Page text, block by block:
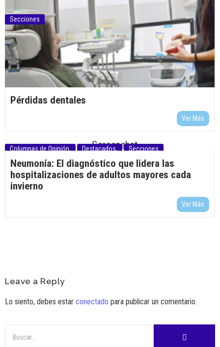
Secciones
Pérdidas dentales
Ver Más
Columnas de Opinión, Destacados, Secciones
Neumonía: El diagnóstico que lidera las
hospitalizaciones de adultos mayores cada
invierno
Ver Más
Leave a Reply
Lo siento, debes estar conectado para publicar un comentario.